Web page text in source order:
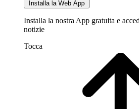
Installa la Web App
Installa la nostra App gratuita e
notizie
Tocca